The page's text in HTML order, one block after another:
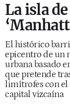
La isla
El histórico
epicentro de un
urbana basado
que pretende
limítrofes con el
capital vizcaína